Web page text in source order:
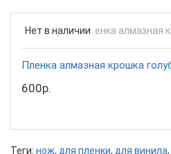
Нет в наличии
Пленка алмазная крошка
600р.
Теги: нож, для пленки, для винила,